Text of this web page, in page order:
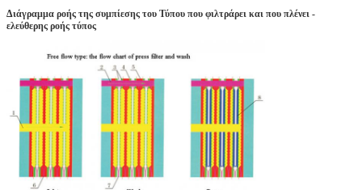
Διάγραμμα ροής της συμπίεσης του Τύπου που φιλτράρει και που πλένει -
ελεύθερης ροής τύπος